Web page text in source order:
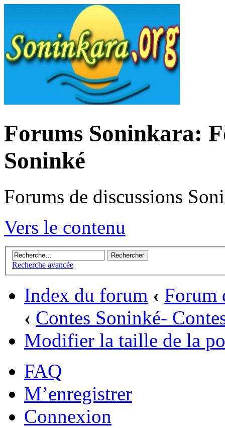
Forums Soninkara:
Soninké
Forums de discussions
Vers le contenu
Recherche avancée
Index du forum ‹ Forum
‹ Contes Soninké-
Modifier la taille de la
FAQ
M’enregistrer
Connexion